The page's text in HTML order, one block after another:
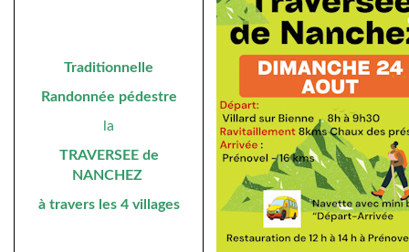
Traditionnelle
Randonnée pédestre
la
TRAVERSEE de
NANCHEZ
à travers les 4 villages